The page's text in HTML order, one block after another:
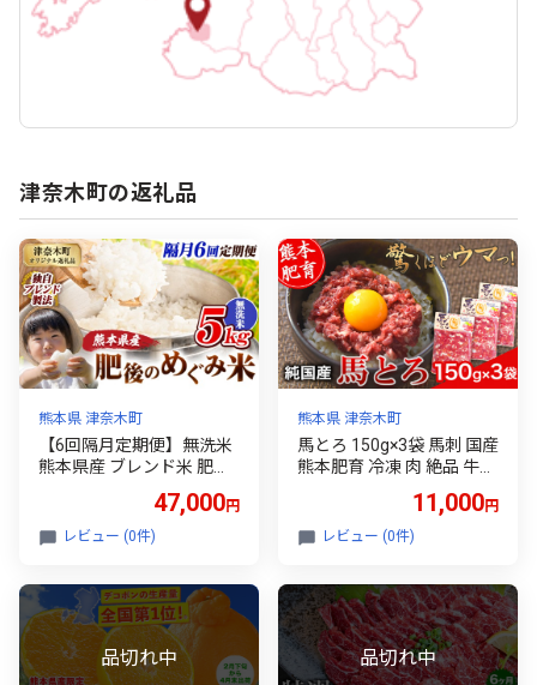
津奈木町の返礼品
熊本県 津奈木町
【6回隔月定期便】無洗米
熊本県産 ブレンド米 肥後
ふるさと納税 米 こめ ふる
さとのうぜい コメ お米 お
47,000円
レビュー (0件)
熊本県 津奈木町
馬とろ 150g×3袋 馬刺 国産
熊本肥育 冷凍 肉 絶品 牛肉
葦北郡 津奈木町《7-14日
以内に出荷予定(土日祝除
11,000円
レビュー (0件)